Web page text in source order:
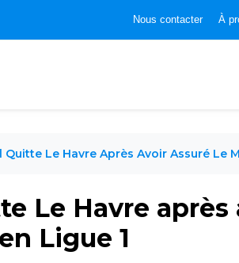
Nous contacter À
Quitte Le Havre Après Avoir Assuré Le
Le Havre après
Ligue 1